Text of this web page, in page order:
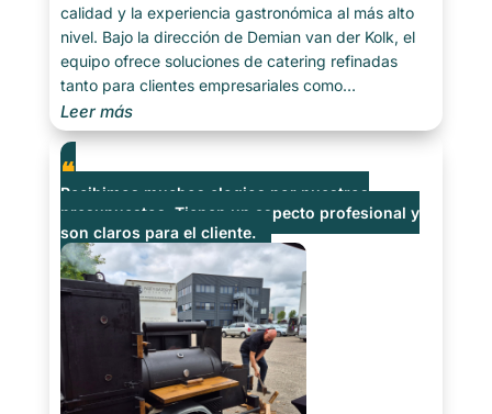
calidad y la experiencia gastronómica al más alto
nivel. Bajo la dirección de Demian van der Kolk, el
equipo ofrece soluciones de catering refinadas
tanto para clientes empresariales como
particulares. Ya sea para cenas exclusivas,
almuerzos corporativos de lujo o eventos con
personalidad, QliChef siempre entrega un servicio a
con [...]
Leer más
Recibimos muchos elogios por nuestros
presupuestos. Tienen un aspecto profesional y
son claros para el cliente.